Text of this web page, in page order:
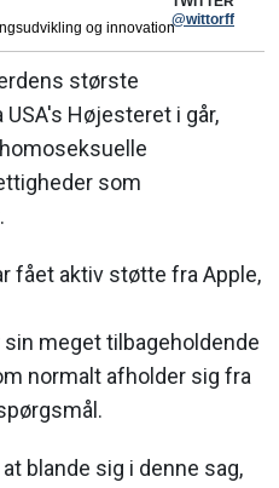
og innovation@wittorff
største
Højesteret i går,
som
fået aktiv støtte fra Apple,
meget tilbageholdende
normalt afholder sig fra
blande sig i denne sag,